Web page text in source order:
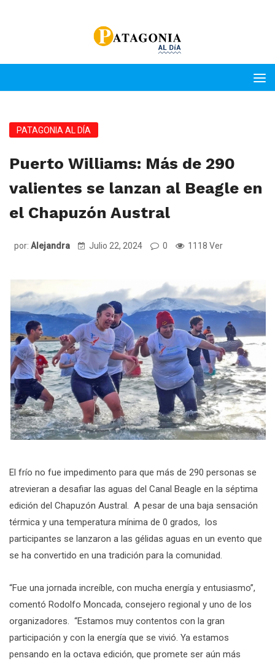
PATAGONIA AL DÍA
Puerto Williams: Más de 290
valientes se lanzan al Beagle en
el Chapuzón Austral
por: Alejandra Julio 22, 2024 0 1118 Ver
El frío no fue impedimento para que más de 290 personas se
atrevieran a desafiar las aguas del Canal Beagle en la séptima
edición del Chapuzón Austral. A pesar de una baja sensación
térmica y una temperatura mínima de 0 grados, los
participantes se lanzaron a las gélidas aguas en un evento que
se ha convertido en una tradición para la comunidad.
“Fue una jornada increíble, con mucha energía y entusiasmo”,
comentó Rodolfo Moncada, consejero regional y uno de los
organizadores. “Estamos muy contentos con la gran
participación y con la energía que se vivió. Ya estamos
pensando en la octava edición, que promete ser aún más